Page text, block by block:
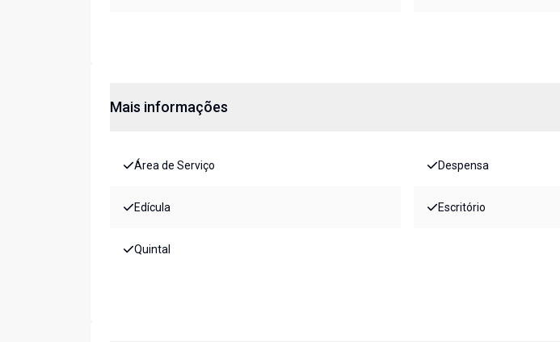
Mais informações
Área de Serviço Despensa
Edícula Escritório
Quintal